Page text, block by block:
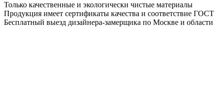
Только качественные и экологически чистые материалы
Продукция имеет сертификаты качества и соответствие ГОСТ
Бесплатный выезд дизайнера-замерщика по Москве и области